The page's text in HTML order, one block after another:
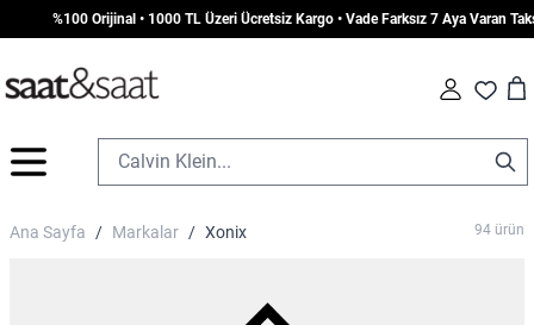
• 1000 TL Üzeri Ücretsiz Kargo • Vade Farksız 7 Aya Varan Taksit
Fav Cart
Ana Sayfa / Markalar / Xonix 94 ürün